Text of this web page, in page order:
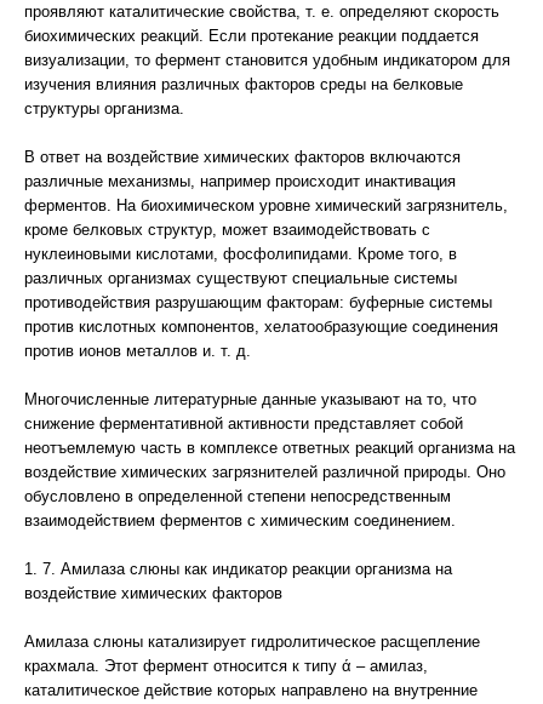
проявляют каталитические свойства, т. е. определяют скорость
биохимических реакций. Если протекание реакции поддается
визуализации, то фермент становится удобным индикатором для
изучения влияния различных факторов среды на белковые
структуры организма.
В ответ на воздействие химических факторов включаются
различные механизмы, например происходит инактивация
ферментов. На биохимическом уровне химический загрязнитель,
кроме белковых структур, может взаимодействовать с
нуклеиновыми кислотами, фосфолипидами. Кроме того, в
различных организмах существуют специальные системы
противодействия разрушающим факторам: буферные системы
против кислотных компонентов, хелатообразующие соединения
против ионов металлов и. т. д.
Многочисленные литературные данные указывают на то, что
снижение ферментативной активности представляет собой
неотъемлемую часть в комплексе ответных реакций организма на
воздействие химических загрязнителей различной природы. Оно
обусловлено в определенной степени непосредственным
взаимодействием ферментов с химическим соединением.
1. 7. Амилаза слюны как индикатор реакции организма на
воздействие химических факторов
Амилаза слюны катализирует гидролитическое расщепление
крахмала. Этот фермент относится к типу ά – амилаз,
каталитическое действие которых направлено на внутренние